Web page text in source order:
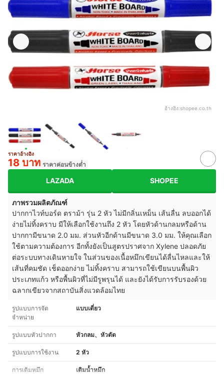
อ้างอิง:shopee.co.th
ราคาอ้างอิง
18 บาท ราคาค่อนข้างต่ำ
LAZADA SHOPEE
ภาพรวมผลิตภัณฑ์
ปากกาไวท์บอร์ด ตราม้า รุ่น 2 หัว ไม่มีกลิ่นเหม็น เส้นลื่น ลบออกได้
ง่ายไม่ทิ้งคราบ มีให้เลือกใช้งานถึง 2 หัว โดยหัวด้านกลมหรือด้าน
ปากกามีขนาด 2.0 มม. ส่วนหัวอีกด้านมีขนาด 3.0 มม. ให้คุณเลือก
ใช้ตามความต้องการ อีกทั้งยังเป็นสูตรปราศจาก Xylene ปลอดภัย
ต่อระบบทางเดินหายใจ ในส่วนของเนื้อหมึกเขียนได้ลื่นไหลและให้
เส้นที่คมชัด เช็ดออกง่าย ไม่ทิ้งคราบ สามารถใช้เขียนบนพื้นผิว
ประเภทแก้ว หรือพื้นผิวที่ไม่มีรูพรุนได้ และยังได้รับการรับรองด้วย
ฉลากเขียวจากสถาบันสิ่งแวดล้อมไทย
รูปแบบการจัด
จำหน่าย
แบบเดี่ยว
รูปแบบหัวปากกา หัวกลม、หัวตัด
รูปแบบการใช้งาน 2 หัว
การเติมหมึก เติมน้ำหมึก